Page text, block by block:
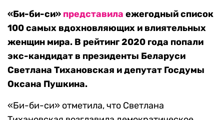
«Би-би-си» представила ежегодный список
100 самых вдохновляющих и влиятельных
женщин мира. В рейтинг 2020 года попали
экс-кандидат в президенты Беларуси
Светлана Тихановская и депутат Госдумы
Оксана Пушкина.
«Би-би-си» отметила, что Светлана